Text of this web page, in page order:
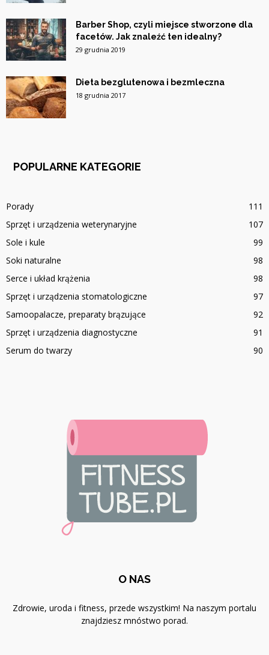
Barber Shop, czyli miejsce stworzone dla
facetów. Jak znaleźć ten idealny?
29 grudnia 2019
Dieta bezglutenowa i bezmleczna
18 grudnia 2017
POPULARNE KATEGORIE
Porady
111
Sprzęt i urządzenia weterynaryjne
107
Sole i kule
99
Soki naturalne
98
Serce i układ krążenia
98
Sprzęt i urządzenia stomatologiczne
97
Samoopalacze, preparaty brązujące
92
Sprzęt i urządzenia diagnostyczne
91
Serum do twarzy
90
O NAS
Zdrowie, uroda i fitness, przede wszystkim! Na naszym portalu
znajdziesz mnóstwo porad.